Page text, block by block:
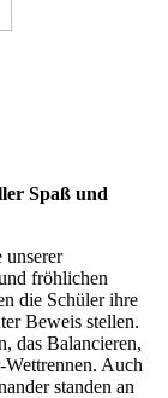
Spaß und
unserer
fröhlichen
die Schüler ihre
Beweis stellen.
das Balancieren,
Wettrennen. Auch
standen an